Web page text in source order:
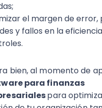
el margen de error,
y fallos en la
bien, al momento de
para finanzas
para